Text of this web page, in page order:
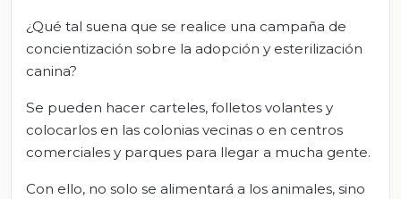
¿Qué tal suena que se realice una campaña de
concientización sobre la adopción y esterilización
canina?
Se pueden hacer carteles, folletos volantes y
colocarlos en las colonias vecinas o en centros
comerciales y parques para llegar a mucha gente.
Con ello, no solo se alimentará a los animales, sino